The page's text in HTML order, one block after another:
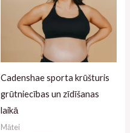
Cadenshae sporta krūšturis
grūtniecības un zīdīšanas
laikā
Mātei